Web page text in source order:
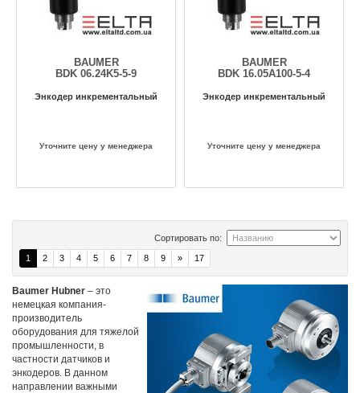
BAUMER
BDK 06.24K5-5-9
Энкодер инкрементальный
Уточните цену у менеджера
BAUMER
BDK 16.05A100-5-4
Энкодер инкрементальный
Уточните цену у менеджера
Сортировать по:
1 2 3 4 5 6 7 8 9 » 17
Baumer Hubner – это
немецкая компания-
производитель
оборудования для тяжелой
промышленности, в
частности датчиков и
энкодеров. В данном
направлении важными